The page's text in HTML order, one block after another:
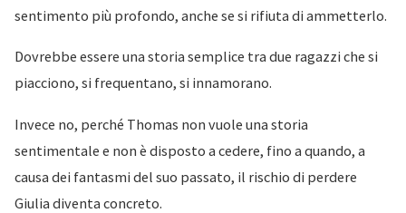
sentimento più profondo, anche se si rifiuta di ammetterlo.
Dovrebbe essere una storia semplice tra due ragazzi che si
piacciono, si frequentano, si innamorano.
Invece no, perché Thomas non vuole una storia
sentimentale e non è disposto a cedere, fino a quando, a
causa dei fantasmi del suo passato, il rischio di perdere
Giulia diventa concreto.